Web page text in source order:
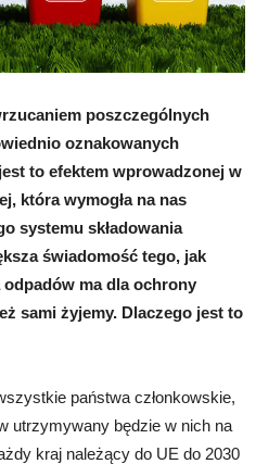
poszczególnych
oznakowanych
to efektem wprowadzonej w
która wymogła na nas
systemu składowania
świadomość tego, jak
ma dla ochrony
sami żyjemy. Dlaczego jest to
państwa członkowskie,
utrzymywany będzie w nich na
kraj należący do UE do 2030